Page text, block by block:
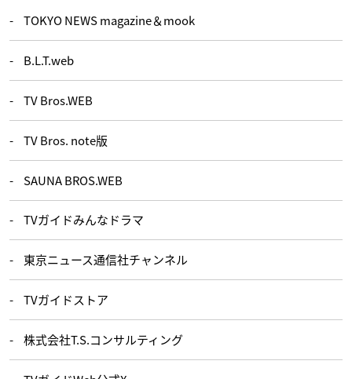
TOKYO NEWS magazine＆mook
B.L.T.web
TV Bros.WEB
TV Bros. note版
SAUNA BROS.WEB
TVガイドみんなドラマ
東京ニュース通信社チャンネル
TVガイドストア
株式会社T.S.コンサルティング